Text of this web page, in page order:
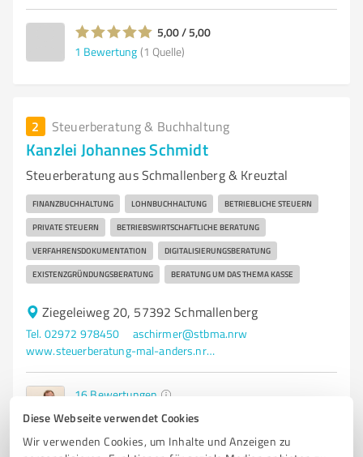
Diese Webseite verwendet Cookies
Wir verwenden Cookies, um Inhalte und Anzeigen zu
5,00 / 5,00
1 Bewertung (1 Quelle)
2 Steuerberatung & Buchhaltung
Kanzlei Johannes Schmidt
Steuerberatung aus Schmallenberg & Kreuztal
FINANZBUCHHALTUNG LOHNBUCHHALTUNG BETRIEBLICHE STEUERN
PRIVATE STEUERN BETRIEBSWIRTSCHAFTLICHE BERATUNG
VERFAHRENSDOKUMENTATION DIGITALISIERUNGSBERATUNG
EXISTENZGRÜNDUNGSBERATUNG BERATUNG UM DAS THEMA KASSE
Ziegeleiweg 20, 57392 Schmallenberg
Tel. 02972 978450
aschirmer@stbma.nrw
www.steuerberatung-mal-anders.nrw/
16 Bewertungen
von 18 veröffentlicht
(3 Quellen)